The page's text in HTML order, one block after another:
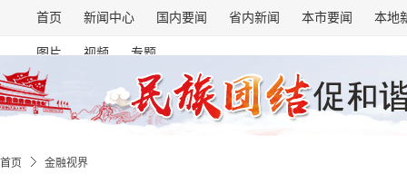
首页 新闻中心 国内要闻 省内新闻 本市要闻 本地
图片 视频 专题
首页 金融视界